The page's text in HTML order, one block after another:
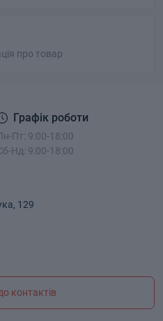
про товар
Графік роботи
Пт: 9:00-18:00
Нд: 9:00-18:00
129
контактів